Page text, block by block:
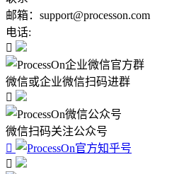
邮箱：support@processon.com
电话:

微信或企业微信扫码进群

微信扫码关注公众号

